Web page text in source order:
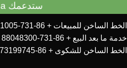
الخط الساخن للمبيعات + 86-731-87101005
خدمة ما بعد البيع + 86-731-88048300
الخط الساخن للشكوى + 86-15273199745